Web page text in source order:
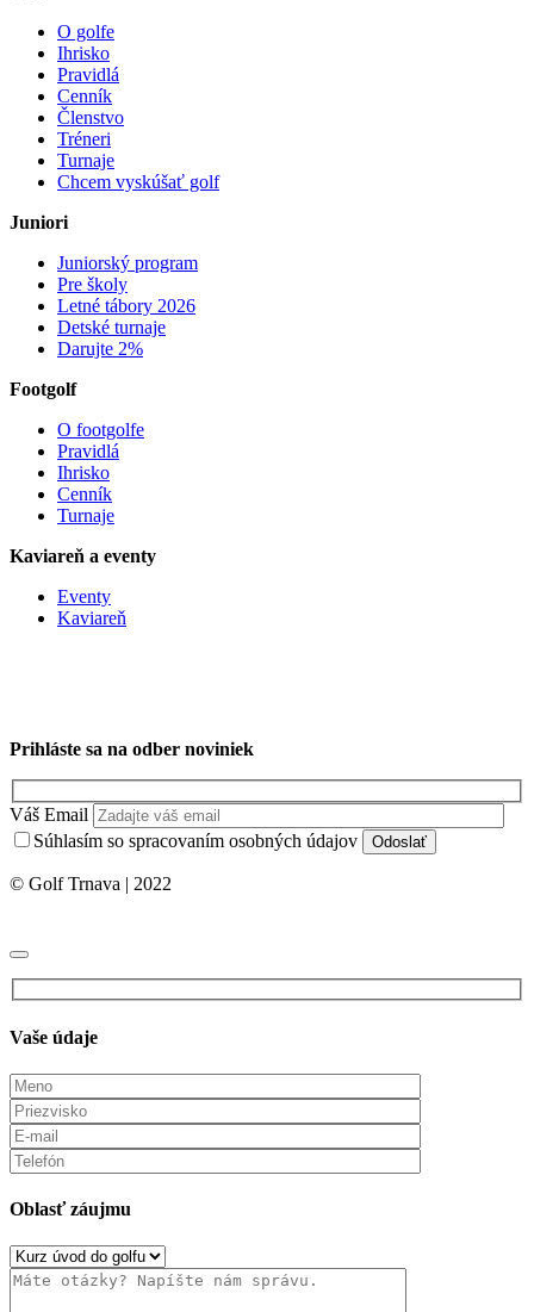
O golfe
Ihrisko
Pravidlá
Cenník
Členstvo
Tréneri
Turnaje
Chcem vyskúšať golf
Juniori
Juniorský program
Pre školy
Letné tábory 2026
Detské turnaje
Darujte 2%
Footgolf
O footgolfe
Pravidlá
Ihrisko
Cenník
Turnaje
Kaviareň a eventy
Eventy
Kaviareň
Prihláste sa na odber noviniek
Váš Email
Súhlasím so spracovaním osobných údajov
© Golf Trnava | 2022
Vaše údaje
Oblasť záujmu